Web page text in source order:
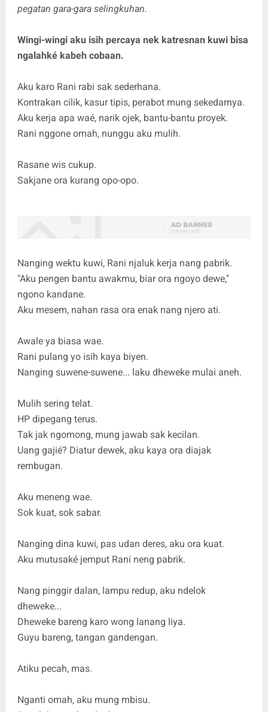
pegatan gara-gara selingkuhan.
Wingi-wingi aku isih percaya nek katresnan kuwi bisa
ngalahké kabeh cobaan.
Aku karo Rani rabi sak sederhana.
Kontrakan cilik, kasur tipis, perabot mung sekedarnya.
Aku kerja apa waé, narik ojek, bantu-bantu proyek.
Rani nggone omah, nunggu aku mulih.
Rasane wis cukup.
Sakjane ora kurang opo-opo.
Nanging wektu kuwi, Rani njaluk kerja nang pabrik.
"Aku pengen bantu awakmu, biar ora ngoyo dewe,"
ngono kandane.
Aku mesem, nahan rasa ora enak nang njero ati.
Awale ya biasa wae.
Rani pulang yo isih kaya biyen.
Nanging suwene-suwene... laku dheweke mulai aneh.
Mulih sering telat.
HP dipegang terus.
Tak jak ngomong, mung jawab sak kecilan.
Uang gajié? Diatur dewek, aku kaya ora diajak
rembugan.
Aku meneng wae.
Sok kuat, sok sabar.
Nanging dina kuwi, pas udan deres, aku ora kuat.
Aku mutusaké jemput Rani neng pabrik.
Nang pinggir dalan, lampu redup, aku ndelok
dheweke...
Dheweke bareng karo wong lanang liya.
Guyu bareng, tangan gandengan.
Atiku pecah, mas.
Nganti omah, aku mung mbisu.